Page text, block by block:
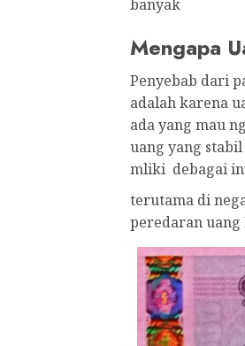
banyak
Mengapa
Penyebab dari
adalah karena
ada yang mau
uang yang
mliki debagai
terutama di
peredaran uang